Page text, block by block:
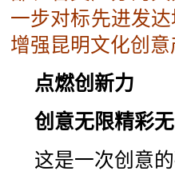
一步对标先进发
增强昆明文化创意
点燃创新力
创意无限精彩
这是一次创意